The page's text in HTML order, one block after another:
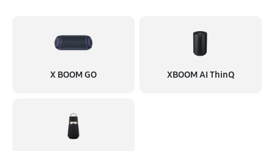
X BOOM GO XBOOM AI ThinQ